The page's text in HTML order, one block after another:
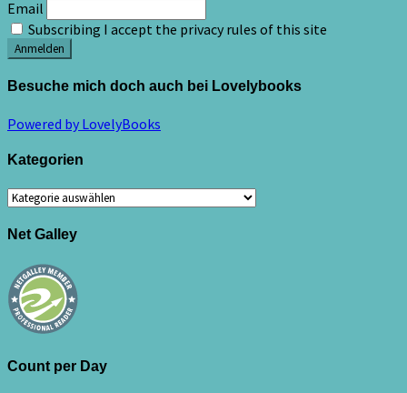
Email
Subscribing I accept the privacy rules of this site
Besuche mich doch auch bei Lovelybooks
Powered by LovelyBooks
Kategorien
Kategorien
Net Galley
Count per Day